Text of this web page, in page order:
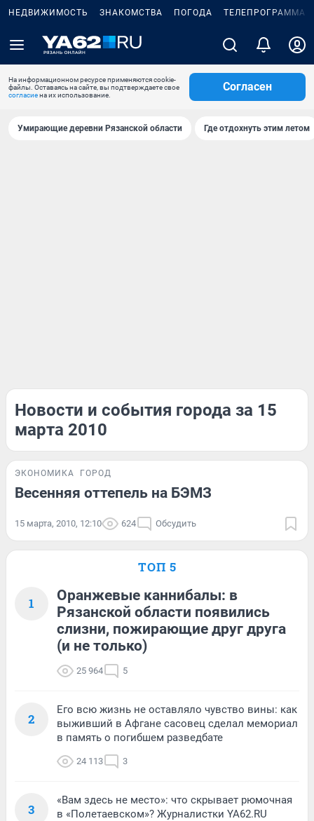
НЕДВИЖИМОСТЬ ЗНАКОМСТВА ПОГОДА ТЕЛЕПРОГРАММА
На информационном ресурсе применяются cookie-
файлы. Оставаясь на сайте, вы подтверждаете свое
согласиена их использование.
Согласен
Умирающие деревни Рязанской области Где отдохнуть этим летом
Новости и события города за 15
марта 2010
ЭКОНОМИКА ГОРОД
Весенняя оттепель на БЭМЗ
15 марта, 2010, 12:10 624 Обсудить
ТОП 5
1
Оранжевые каннибалы: в
Рязанской области появились
слизни, пожирающие друг друга
(и не только)
25 964 5
2
Его всю жизнь не оставляло чувство вины: как
выживший в Афгане сасовец сделал мемориал
в память о погибшем разведбате
24 113 3
3
«Вам здесь не место»: что скрывает рюмочная
в «Полетаевском»? Журналистки YA62.RU